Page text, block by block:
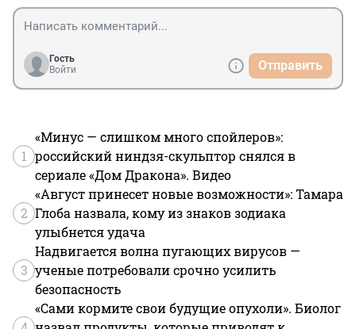
Гость
Войти
Отправить
1
«Минус — слишком много спойлеров»:
российский ниндзя-скульптор снялся в
сериале «Дом Дракона». Видео
2
«Август принесет новые возможности»: Тамара
Глоба назвала, кому из знаков зодиака
улыбнется удача
3
Надвигается волна пугающих вирусов —
ученые потребовали срочно усилить
безопасность
«Сами кормите свои будущие опухоли». Биолог